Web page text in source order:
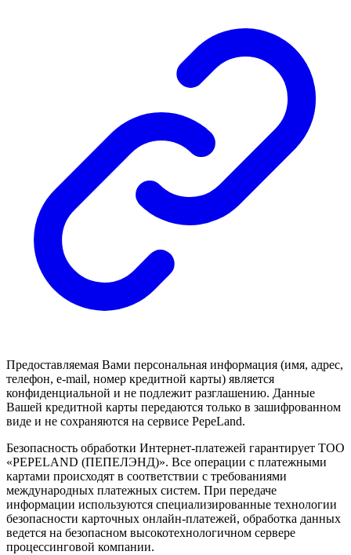
Предоставляемая Вами персональная информация (имя, адрес,
телефон, e-mail, номер кредитной карты) является
конфиденциальной и не подлежит разглашению. Данные
Вашей кредитной карты передаются только в зашифрованном
виде и не сохраняются на сервисе PepeLand.
Безопасность обработки Интернет-платежей гарантирует ТОО
«PEPELAND (ПЕПЕЛЭНД)». Все операции с платежными
картами происходят в соответствии с требованиями
международных платежных систем. При передаче
информации используются специализированные технологии
безопасности карточных онлайн-платежей, обработка данных
ведется на безопасном высокотехнологичном сервере
процессинговой компании.